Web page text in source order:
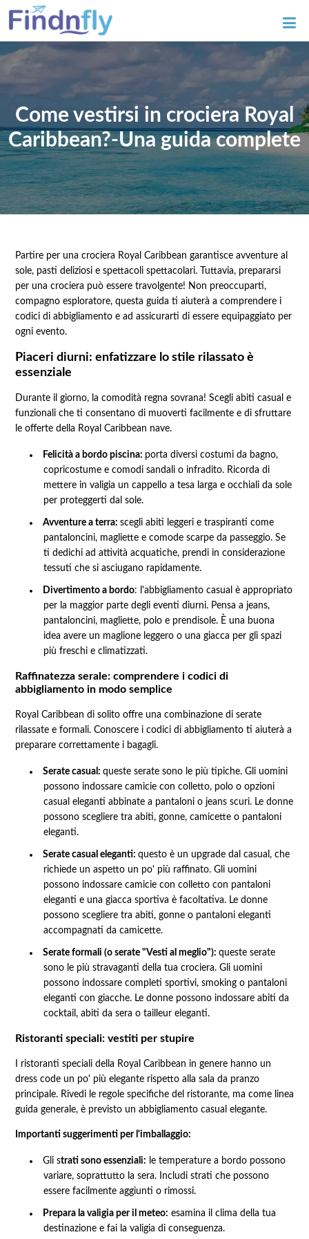
Come vestirsi in crociera Royal
Caribbean?-Una guida complete
Partire per una crociera Royal Caribbean garantisce avventure al
sole, pasti deliziosi e spettacoli spettacolari. Tuttavia, prepararsi
per una crociera può essere travolgente! Non preoccuparti,
compagno esploratore, questa guida ti aiuterà a comprendere i
codici di abbigliamento e ad assicurarti di essere equipaggiato per
ogni evento.
Piaceri diurni: enfatizzare lo stile rilassato è
essenziale
Durante il giorno, la comodità regna sovrana! Scegli abiti casual e
funzionali che ti consentano di muoverti facilmente e di sfruttare
le offerte della Royal Caribbean nave.
Felicità a bordo piscina: porta diversi costumi da bagno,
copricostume e comodi sandali o infradito. Ricorda di
mettere in valigia un cappello a tesa larga e occhiali da sole
per proteggerti dal sole.
Avventure a terra:scegli abiti leggeri e traspiranti come
pantaloncini, magliette e comode scarpe da passeggio. Se
ti dedichi ad attività acquatiche, prendi in considerazione
tessuti che si asciugano rapidamente.
Divertimento a bordo: l'abbigliamento casual è appropriato
per la maggior parte degli eventi diurni. Pensa a jeans,
pantaloncini, magliette, polo e prendisole. È una buona
idea avere un maglione leggero o una giacca per gli spazi
più freschi e climatizzati.
Raffinatezza serale: comprendere i codici di
abbigliamento in modo semplice
Royal Caribbean di solito offre una combinazione di serate
rilassate e formali. Conoscere i codici di abbigliamento ti aiuterà a
preparare correttamente i bagagli.
Serate casual:queste serate sono le più tipiche. Gli uomini
possono indossare camicie con colletto, polo o opzioni
casual eleganti abbinate a pantaloni o jeans scuri. Le donne
possono scegliere tra abiti, gonne, camicette o pantaloni
eleganti.
Serate casual eleganti:questo è un upgrade dal casual, che
richiede un aspetto un po' più raffinato. Gli uomini
possono indossare camicie con colletto con pantaloni
eleganti e una giacca sportiva è facoltativa. Le donne
possono scegliere tra abiti, gonne o pantaloni eleganti
accompagnati da camicette.
Serate formali (o serate "Vesti al meglio"):queste serate
sono le più stravaganti della tua crociera. Gli uomini
possono indossare completi sportivi, smoking o pantaloni
eleganti con giacche. Le donne possono indossare abiti da
cocktail, abiti da sera o tailleur eleganti.
Ristoranti speciali: vestiti per stupire
I ristoranti speciali della Royal Caribbean in genere hanno un
dress code un po' più elegante rispetto alla sala da pranzo
principale. Rivedi le regole specifiche del ristorante, ma come linea
guida generale, è previsto un abbigliamento casual elegante.
Importanti suggerimenti per l'imballaggio:
Gli strati sono essenziali: le temperature a bordo possono
variare, soprattutto la sera. Includi strati che possono
essere facilmente aggiunti o rimossi.
Prepara la valigia per il meteo: esamina il clima della tua
destinazione e fai la valigia di conseguenza.